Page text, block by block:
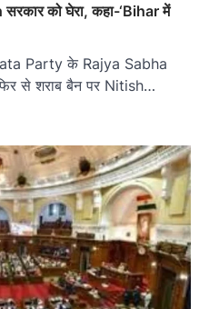
को घेरा, कहा-‘Bihar में
Party के Rajya Sabha
से शराब बैन पर Nitish…